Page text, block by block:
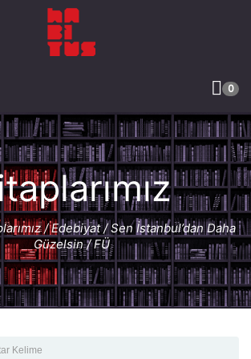
0
/Edebiyat/ Sen İstanbul’dan Daha
Güzelsin / FÜ